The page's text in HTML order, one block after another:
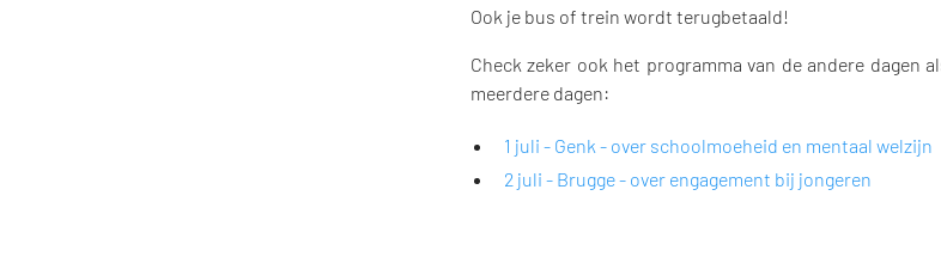
Ook je bus of trein wordt terugbetaald!
Check zeker ook het programma van de andere dagen
meerdere dagen:
1 juli - Genk - over schoolmoeheid en mentaal welzijn
2 juli - Brugge - over engagement bij jongeren